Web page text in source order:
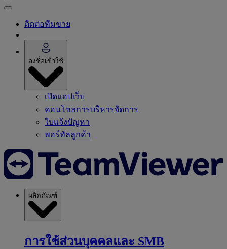
ติดต่อทีมขาย
ลงชื่อเข้าใช้
เปิดแอปเว็บ
คอนโซลการบริหารจัดการ
ใบแจ้งปัญหา
พอร์ทัลลูกค้า
ผลิตภัณฑ์
การใช้ส่วนบุคคลและ SMB